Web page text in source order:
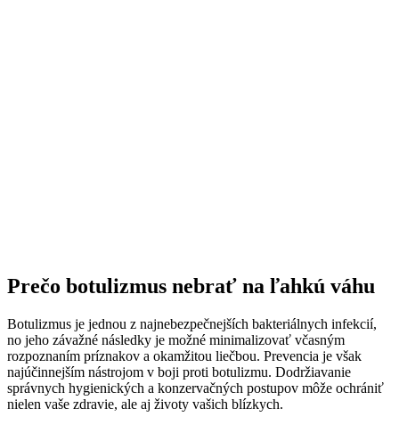
Prečo botulizmus nebrať na ľahkú váhu
Botulizmus je jednou z najnebezpečnejších bakteriálnych infekcií,
no jeho závažné následky je možné minimalizovať včasným
rozpoznaním príznakov a okamžitou liečbou. Prevencia je však
najúčinnejším nástrojom v boji proti botulizmu. Dodržiavanie
správnych hygienických a konzervačných postupov môže ochrániť
nielen vaše zdravie, ale aj životy vašich blízkych.